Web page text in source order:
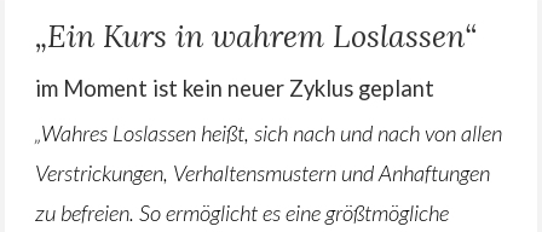
„Ein Kurs in wahrem Loslassen“
im Moment ist kein neuer Zyklus geplant
„Wahres Loslassen heißt, sich nach und nach von allen
Verstrickungen, Verhaltensmustern und Anhaftungen
zu befreien. So ermöglicht es eine größtmögliche